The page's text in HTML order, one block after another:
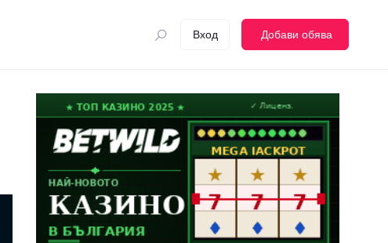
Вход Добави обява